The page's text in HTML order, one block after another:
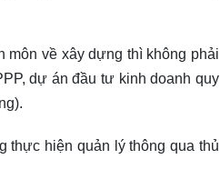
môn về xây dựng thì không phải
dự án đầu tư kinh doanh quy
hiện quản lý thông qua thủ